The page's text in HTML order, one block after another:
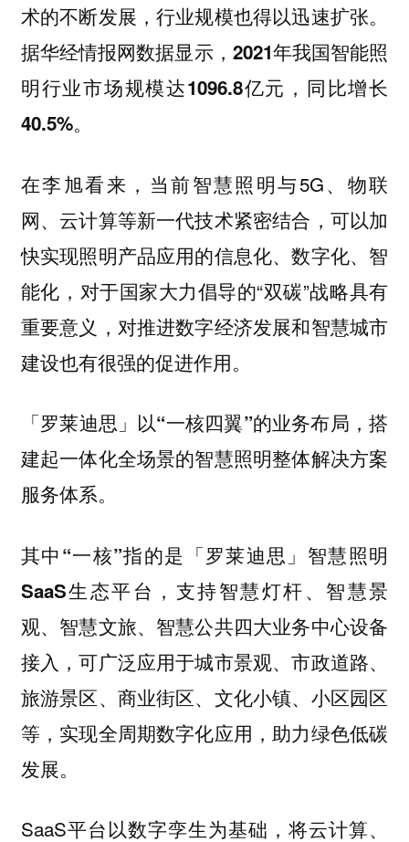
术的不断发展，行业规模也得以迅速扩张。
据华经情报网数据显示， 2021年我国智能照
明行业市场规模达1096.8亿元，同比增长
40.5%。
在李旭看来，当前智慧照明与5G、物联
网、云计算等新一代技术紧密结合，可以加
快实现照明产品应用的信息化、数字化、智
能化，对于国家大力倡导的“双碳”战略具有
重要意义，对推进数字经济发展和智慧城市
建设也有很强的促进作用。
「罗莱迪思」以“一核四翼”的业务布局，搭
建起一体化全场景的智慧照明整体解决方案
服务体系。
其中“一核”指的是「罗莱迪思」智慧照明
SaaS生态平台， 支持智慧灯杆、智慧景
观、智慧文旅、智慧公共四大业务中心设备
接入，可广泛应用于城市景观、市政道路、
旅游景区、商业街区、文化小镇、小区园区
等，实现全周期数字化应用，助力绿色低碳
发展。
SaaS平台以数字孪生为基础，将云计算、